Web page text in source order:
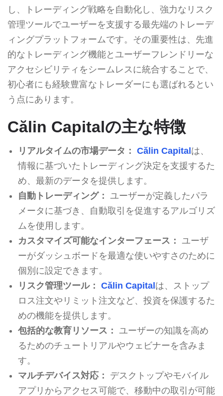
し、トレーディング戦略を自動化し、強力なリスク
管理ツールでユーザーを支援する最先端のトレーデ
ィングプラットフォームです。その重要性は、先進
的なトレーディング機能とユーザーフレンドリーな
アクセシビリティをシームレスに統合することで、
初心者にも経験豊富なトレーダーにも選ばれるとい
う点にあります。
Călin Capitalの主な特徴
リアルタイムの市場データ： Călin Capitalは、
情報に基づいたトレーディング決定を支援するた
め、最新のデータを提供します。
自動トレーディング：
ユーザーが定義したパラ
メータに基づき、自動取引を促進するアルゴリズ
ムを使用します。
カスタマイズ可能なインターフェース：
ユーザ
ーがダッシュボードを最適な使いやすさのために
個別に設定できます。
リスク管理ツール： Călin Capitalは、ストップ
ロス注文やリミット注文など、投資を保護するた
めの機能を提供します。
包括的な教育リソース：
ユーザーの知識を高め
るためのチュートリアルやウェビナーを含みま
す。
マルチデバイス対応：
デスクトップやモバイル
アプリからアクセス可能で、移動中の取引が可能